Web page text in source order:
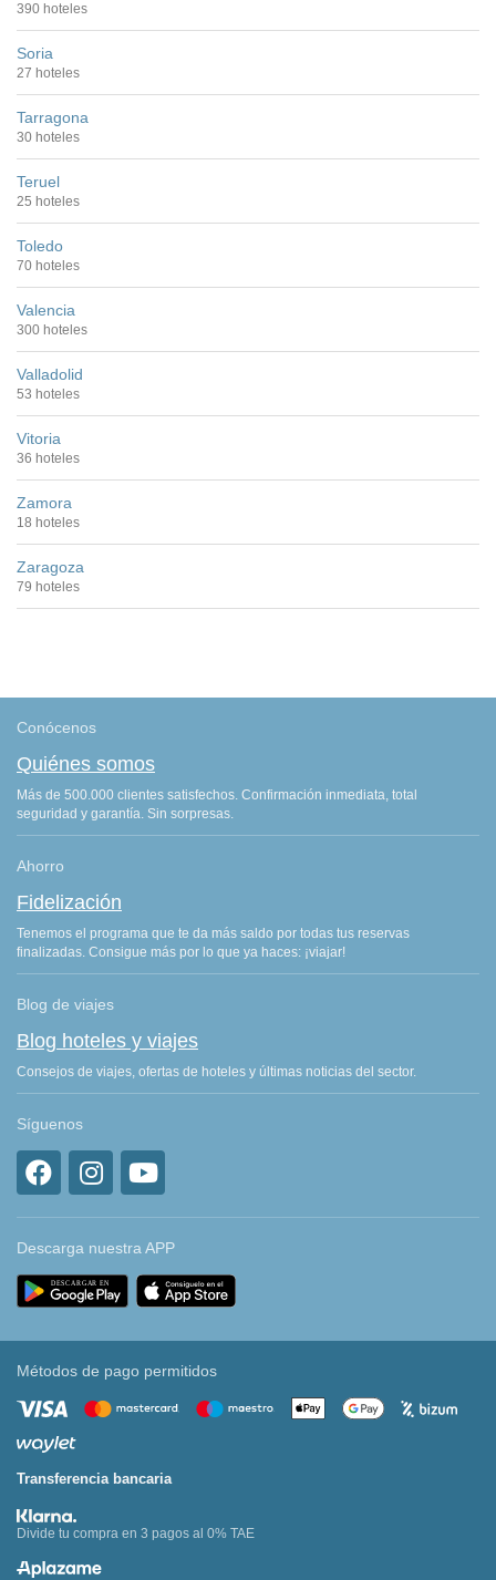
390 hoteles
Soria
27 hoteles
Tarragona
30 hoteles
Teruel
25 hoteles
Toledo
70 hoteles
Valencia
300 hoteles
Valladolid
53 hoteles
Vitoria
36 hoteles
Zamora
18 hoteles
Zaragoza
79 hoteles
Conócenos
Quiénes somos
Más de 500.000 clientes satisfechos. Confirmación inmediata, total
seguridad y garantía. Sin sorpresas.
Ahorro
Fidelización
Tenemos el programa que te da más saldo por todas tus reservas
finalizadas. Consigue más por lo que ya haces: ¡viajar!
Blog de viajes
Blog hoteles y viajes
Consejos de viajes, ofertas de hoteles y últimas noticias del sector.
Síguenos
Descarga nuestra APP
Métodos de pago permitidos
Transferencia bancaria
Divide tu compra en 3 pagos al 0% TAE